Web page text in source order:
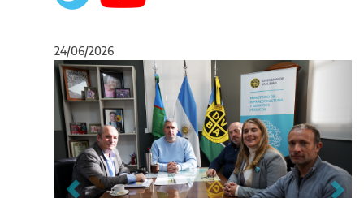
24/06/2026
Anterior